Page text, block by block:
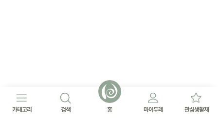
카테고리 검색 홈 마이두레 관심생활재